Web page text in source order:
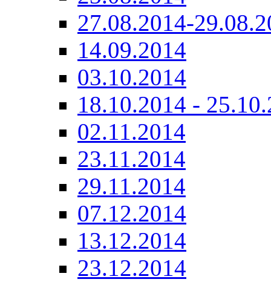
27.08.2014-
14.09.2014
03.10.2014
18.10.2014 -
02.11.2014
23.11.2014
29.11.2014
07.12.2014
13.12.2014
23.12.2014